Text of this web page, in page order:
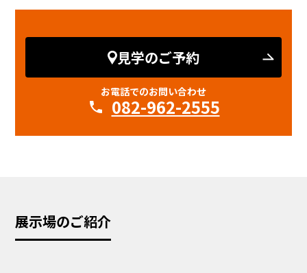
見学のご予約
お電話でのお問い合わせ
082-962-2555
展示場のご紹介